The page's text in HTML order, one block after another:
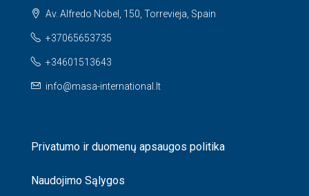
Av. Alfredo Nobel, 150, Torrevieja, Spain
+37065653735
+34601513643
info@masa-international.lt
Privatumo ir duomenų apsaugos politika
Naudojimo Sąlygos